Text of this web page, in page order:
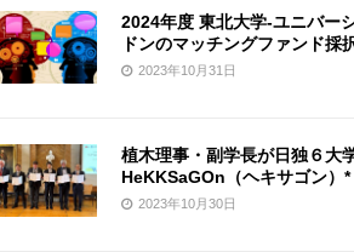
2024年度 東北大学-ユニバー
ドンのマッチングファンド採
2023年10月31日
植木理事・副学長が日独６大
HeKKSaGOn（ヘキサゴン）
2023年10月30日